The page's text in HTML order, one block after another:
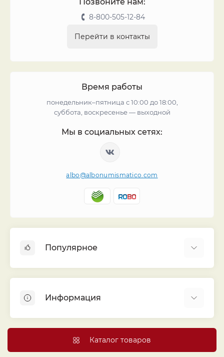
8-800-505-12-84
Перейти в контакты
Время работы
понедельник–пятница с 10:00 до 18:00,
суббота, воскресенье — выходной
Мы в социальных сетях:
albo@albonumismatico.com
Популярное
Монеты
Банкноты
Листы для монет
Капсулы и холдеры
Информация
Договор публичной оферты
Каталог товаров